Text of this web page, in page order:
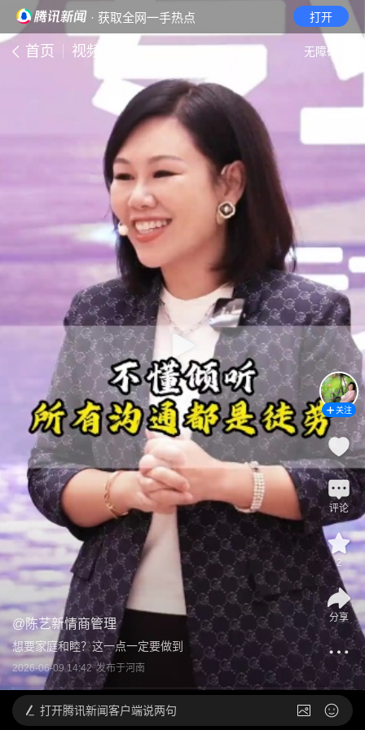
· 获取全网一手热点 打开
首页 视频 无障碍
@陈艺新情商管理
想要家庭和睦？这一点一定要做到
2026-06-09 14:42 发布于河南
关注
评论
2
分享
打开腾讯新闻客户端说两句